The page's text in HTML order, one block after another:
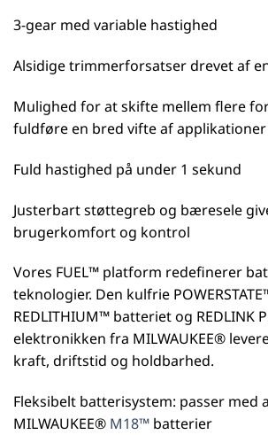
3-gear med variable hastighed
Alsidige trimmerforsatser drevet af
Mulighed for at skifte mellem flere
fuldføre en bred vifte af applikationer
Fuld hastighed på under 1 sekund
Justerbart støttegreb og bæresele
brugerkomfort og kontrol
Vores FUEL™ platform redefinerer
teknologier. Den kulfrie
REDLITHIUM™ batteriet og REDLINK
elektronikken fra MILWAUKEE®
kraft, driftstid og holdbarhed.
Fleksibelt batterisystem: passer med
MILWAUKEE® M18™ batterier